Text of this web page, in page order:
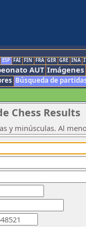
ESP FAI FIN FRA GER GRE INA
AUT Imágenes
Búsqueda de
Chess Results
y minúsculas. Al